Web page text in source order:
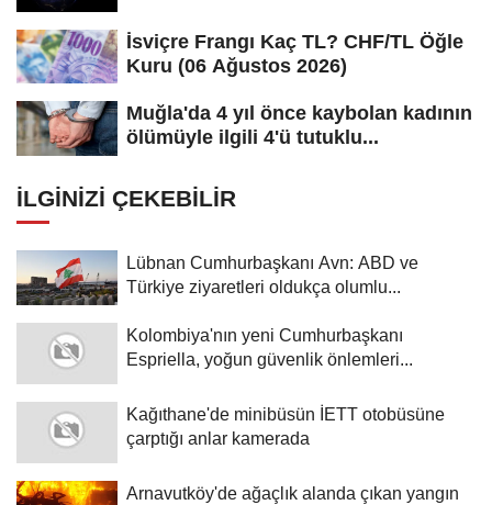
İsviçre Frangı Kaç TL? CHF/TL Öğle
Kuru (06 Ağustos 2026)
Muğla'da 4 yıl önce kaybolan kadının
ölümüyle ilgili 4'ü tutuklu...
İLGINIZI ÇEKEBILIR
Lübnan Cumhurbaşkanı Avn: ABD ve
Türkiye ziyaretleri oldukça olumlu...
Kolombiya'nın yeni Cumhurbaşkanı
Espriella, yoğun güvenlik önlemleri...
Kağıthane'de minibüsün İETT otobüsüne
çarptığı anlar kamerada
Arnavutköy'de ağaçlık alanda çıkan yangın